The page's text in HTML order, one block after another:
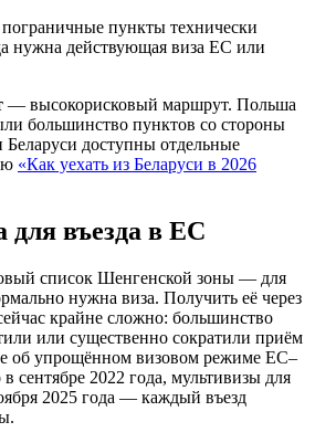
пункты технически
нужна действующая виза ЕС или
— высокорисковый маршрут. Польша
большинство пунктов со стороны
Беларуси доступны отдельные
«Как уехать из Беларуси в 2026
для въезда в ЕС
список Шенгенской зоны — для
нужна виза. Получить её через
крайне сложно: большинство
или существенно сократили приём
об упрощённом визовом режиме ЕС–
сентябре 2022 года, мультивизы для
2025 года — каждый въезд